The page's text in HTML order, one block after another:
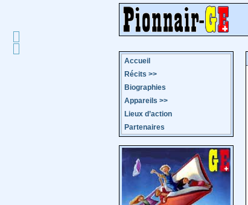
Accueil
Récits >>
Biographies
Appareils >>
Lieux d’action
Partenaires